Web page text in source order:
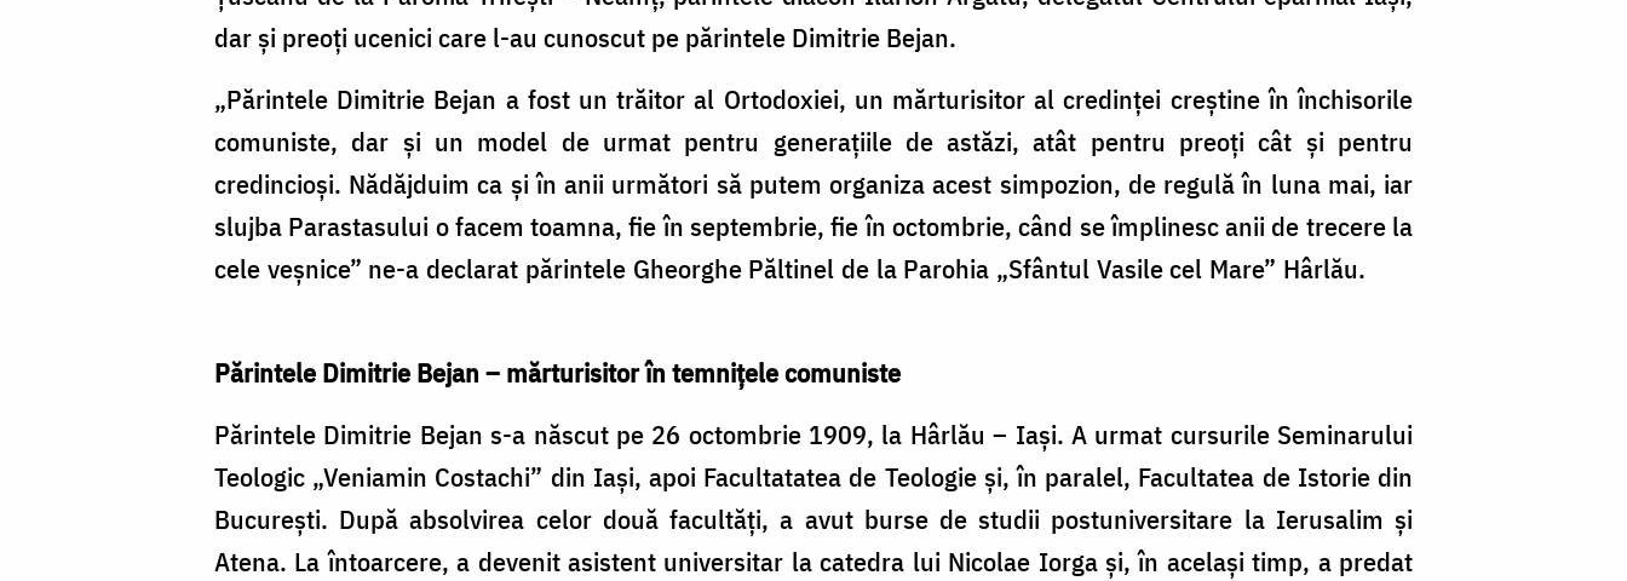
dar și preoți ucenici care l-au cunoscut pe părintele Dimitrie Bejan.
„Părintele Dimitrie Bejan a fost un trăitor al Ortodoxiei, un mărturisitor al credinței creștine în închisorile
comuniste, dar și un model de urmat pentru generațiile de astăzi, atât pentru preoți cât și pentru
credincioși. Nădăjduim ca și în anii următori să putem organiza acest simpozion, de regulă în luna mai, iar
slujba Parastasului o facem toamna, fie în septembrie, fie în octombrie, când se împlinesc anii de trecere la
cele veșnice” ne-a declarat părintele Gheorghe Păltinel de la Parohia „Sfântul Vasile cel Mare” Hârlău.
Părintele Dimitrie Bejan – mărturisitor în temnițele comuniste
Părintele Dimitrie Bejan s-a născut pe 26 octombrie 1909, la Hârlău – Iaşi. A urmat cursurile Seminarului
Teologic „Veniamin Costachi” din Iaşi, apoi Facultatatea de Teologie şi, în paralel, Facultatea de Istorie din
Bucureşti. După absolvirea celor două facultăţi, a avut burse de studii postuniversitare la Ierusalim şi
Atena. La întoarcere, a devenit asistent universitar la catedra lui Nicolae Iorga şi, în acelaşi timp, a predat